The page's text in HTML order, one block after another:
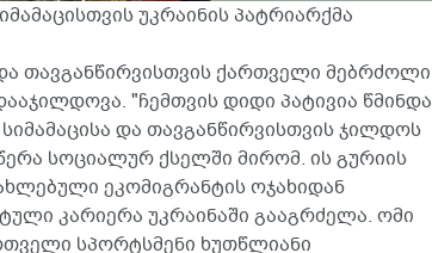
უკრაინის პატრიარქმა
თავგანწირვისთვის ქართველი მებრძოლი
"ჩემთვის დიდი პატივია წმინდა
და თავგანწირვისთვის ჯილდოს
სოციალურ ქსელში მირომ. ის გურიის
ეკომიგრანტის ოჯახიდან
კარიერა უკრაინაში გააგრძელა. ომი
სპორტსმენი ხუთწლიანი